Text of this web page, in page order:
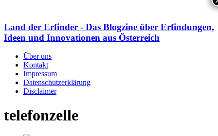
Land der Erfinder - Das Blogzine über Erfindungen,
Ideen und Innovationen aus Österreich
Über uns
Kontakt
Impressum
Datenschutzerklärung
Disclaimer
telefonzelle